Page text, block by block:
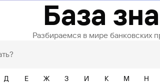
База
Разбираемся в мире банковских
Д Е Ж З И К М Н